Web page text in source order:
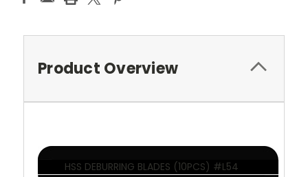
Product Overview
HSS DEBURRING BLADES (10PCS) #L54